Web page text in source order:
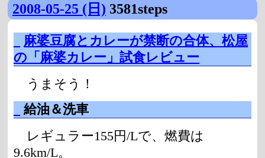
2008-05-25 (日) 3581steps
麻婆豆腐とカレーが禁断の合体、松屋
の「麻婆カレー」試食レビュー
うまそう！
給油＆洗車
レギュラー155円/Lで、燃費は
9.6km/L。